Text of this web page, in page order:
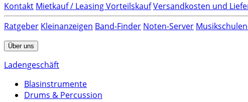
Kontakt Mietkauf / Leasing VorteilskaufVersandkosten und
Ratgeber Kleinanzeigen Band-Finder Noten-Server
Über uns
Ladengeschäft
Blasinstrumente
Drums & Percussion